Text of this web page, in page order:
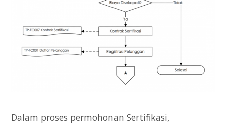
Dalam proses permohonan Sertifikasi,